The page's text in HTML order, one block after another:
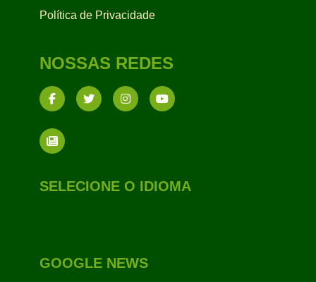
Política de Privacidade
NOSSAS REDES
SELECIONE O IDIOMA
GOOGLE NEWS